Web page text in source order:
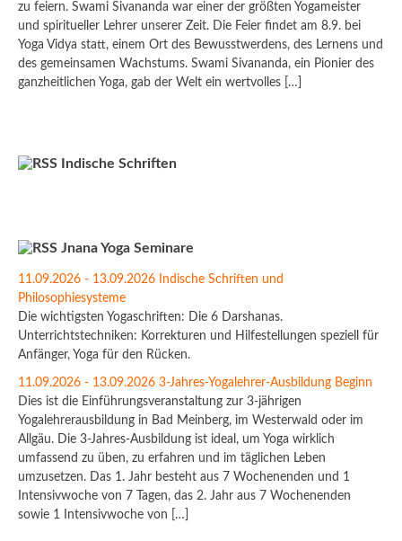
zu feiern. Swami Sivananda war einer der größten Yogameister
und spiritueller Lehrer unserer Zeit. Die Feier findet am 8.9. bei
Yoga Vidya statt, einem Ort des Bewusstwerdens, des Lernens und
des gemeinsamen Wachstums. Swami Sivananda, ein Pionier des
ganzheitlichen Yoga, gab der Welt ein wertvolles […]
Indische Schriften
Jnana Yoga Seminare
11.09.2026 - 13.09.2026 Indische Schriften und
Philosophiesysteme
Die wichtigsten Yogaschriften: Die 6 Darshanas.
Unterrichtstechniken: Korrekturen und Hilfestellungen speziell für
Anfänger, Yoga für den Rücken.
11.09.2026 - 13.09.2026 3-Jahres-Yogalehrer-Ausbildung Beginn
Dies ist die Einführungsveranstaltung zur 3-jährigen
Yogalehrerausbildung in Bad Meinberg, im Westerwald oder im
Allgäu. Die 3-Jahres-Ausbildung ist ideal, um Yoga wirklich
umfassend zu üben, zu erfahren und im täglichen Leben
umzusetzen. Das 1. Jahr besteht aus 7 Wochenenden und 1
Intensivwoche von 7 Tagen, das 2. Jahr aus 7 Wochenenden
sowie 1 Intensivwoche von […]